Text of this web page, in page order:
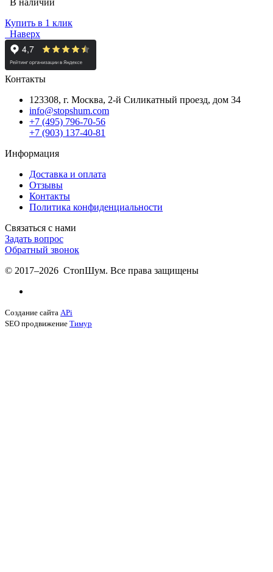
Купить в 1 клик
Наверх
Контакты
123308, г. Москва, 2-й Силикатный проезд, дом 34
info@stopshum.com
+7 (495) 796-70-56
+7 (903) 137-40-81
Информация
Доставка и оплата
Отзывы
Контакты
Политика конфиденциальности
Связаться с нами
Задать вопрос
Обратный звонок
© 2017–2026 СтопШум. Все права защищены
Создание сайта APi
SEO продвижение Тимур